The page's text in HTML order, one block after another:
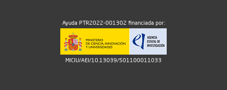
Ayuda PTR2022-001302 financiada por:
MICIU/AEI/10.13039/501100011033